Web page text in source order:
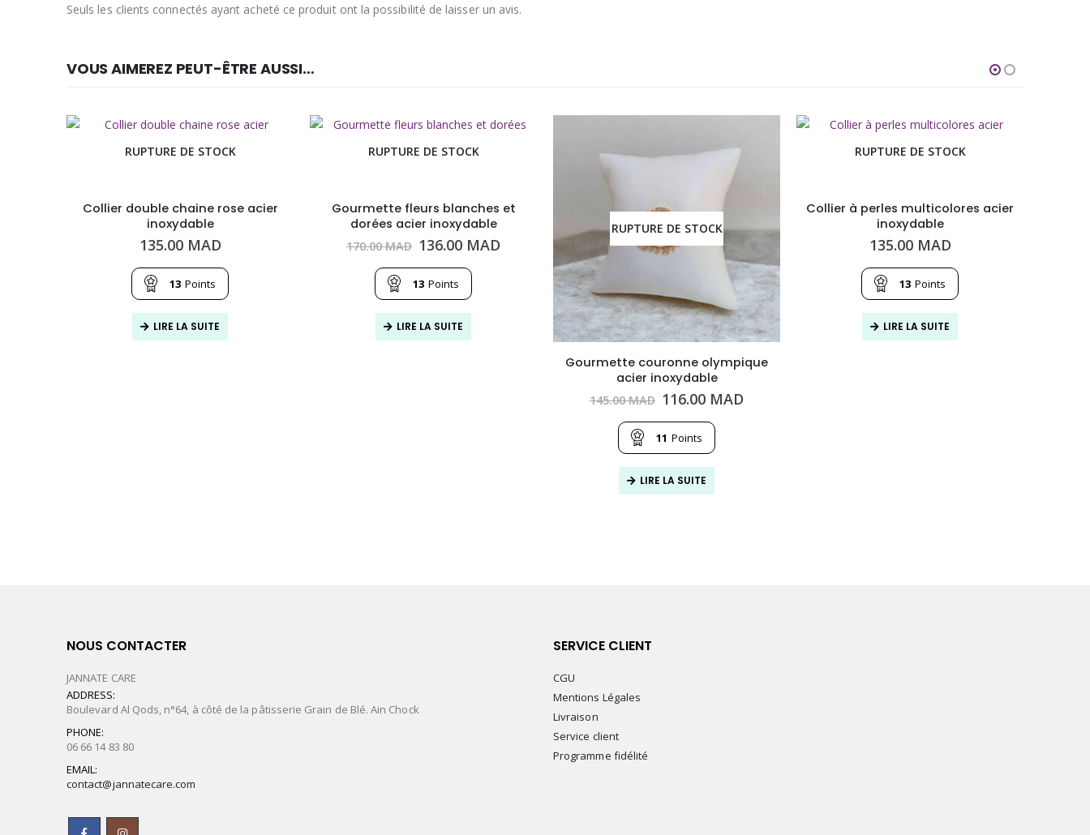
Seuls les clients connectés ayant acheté ce produit ont la possibilité de laisser un avis.
VOUS AIMEREZ PEUT-ÊTRE AUSSI…
RUPTURE DE STOCK
Collier double chaine rose acier
inoxydable
135.00MAD
13 Points
LIRE LA SUITE
RUPTURE DE STOCK
Gourmette fleurs blanches et
dorées acier inoxydable
170.00MAD Le
initial
était :
170.00
MAD.
136.00 MAD
13 Points
LIRE LA SUITE
RUPTURE DE STOCK
Gourmette couronne olympique
acier inoxydable
145.00MAD Le
initial
était :
145.00
MAD.
116.00 MAD
11 Points
LIRE LA SUITE
RUPTURE DE STOCK
Collier à perles multicolores acier
inoxydable
135.00MAD
13 Points
LIRE LA SUITE
NOUS CONTACTER
JANNATE CARE
ADDRESS:
Boulevard Al Qods, n°64, à côté de la pâtisserie Grain de Blé. Ain Chock
PHONE:
06 66 14 83 80
EMAIL:
contact@jannatecare.com
SERVICE CLIENT
CGU
Mentions Légales
Livraison
Service client
Programme fidélité